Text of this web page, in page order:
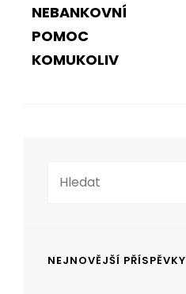
POST
NEBANKOVNÍ
POMOC
KOMUKOLIV
Search
NEJNOVĚJŠÍ PŘÍSPĚVKY